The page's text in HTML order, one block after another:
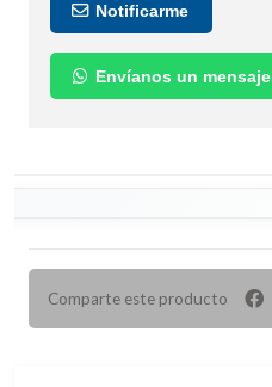
Notificarme
Envíanos un mensaje
Comparte este producto